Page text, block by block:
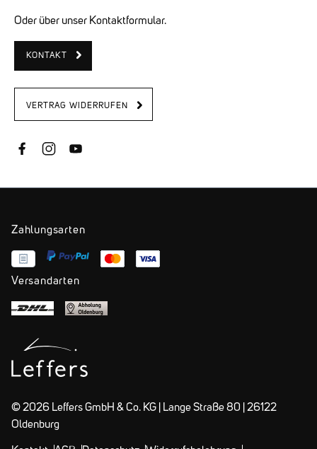
Oder über unser Kontaktformular.
KONTAKT
VERTRAG WIDERRUFEN
Zahlungsarten
Versandarten
© 2026 Leffers GmbH & Co. KG | Lange Straße 80 | 26122
Oldenburg